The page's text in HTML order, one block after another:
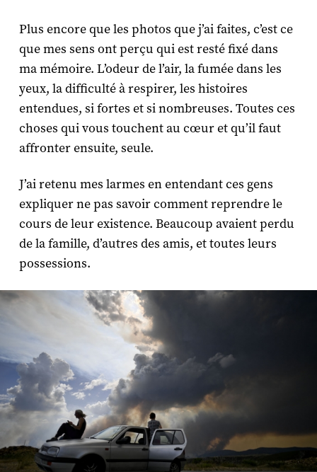
Plus encore que les photos que j’ai faites, c’est ce
que mes sens ont perçu qui est resté fixé dans
ma mémoire. L’odeur de l’air, la fumée dans les
yeux, la difficulté à respirer, les histoires
entendues, si fortes et si nombreuses. Toutes ces
choses qui vous touchent au cœur et qu’il faut
affronter ensuite, seule.
J’ai retenu mes larmes en entendant ces gens
expliquer ne pas savoir comment reprendre le
cours de leur existence. Beaucoup avaient perdu
de la famille, d’autres des amis, et toutes leurs
possessions.